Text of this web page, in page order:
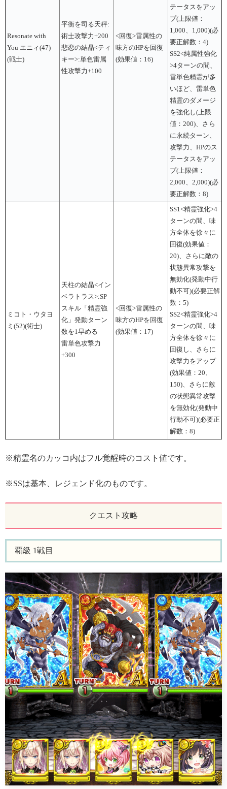
Resonate with
You エニィ(47)
(戦士)
平衡を司る天秤:
術士攻撃力+200
悲恋の結晶<ティ
キー>:単色雷属
性攻撃力+100
<回復>雷属性の
味方のHPを回復
(効果値：16)
テータスをアッ
プ(上限値：
1,000、1,000)(必
要正解数：4)
SS2<純属性強化
>4ターンの間、
雷単色精霊が多
いほど、雷単色
精霊のダメージ
を強化し(上限
値：200)、さら
に永続ターン、
攻撃力、HPのス
テータスをアッ
プ(上限値：
2,000、2,000)(必
要正解数：8)
ミコト・ウタヨ
ミ(52)(術士)
天柱の結晶<イン
ベラトラス>:SP
スキル「精霊強
化」発動ターン
数を1早める
雷単色攻撃力
+300
<回復>雷属性の
味方のHPを回復
(効果値：17)
SS1<精霊強化>4
ターンの間、味
方全体を徐々に
回復(効果値：
20)、さらに敵の
状態異常攻撃を
無効化(発動中行
動不可)(必要正解
数：5)
SS2<精霊強化>4
ターンの間、味
方全体を徐々に
回復し、さらに
攻撃力をアップ
(効果値：20、
150)、さらに敵
の状態異常攻撃
を無効化(発動中
行動不可)(必要正
解数：8)
※精霊名のカッコ内はフル覚醒時のコスト値です。
※SSは基本、レジェンド化のものです。
クエスト攻略
覇級 1戦目